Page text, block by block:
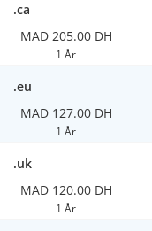
.ca
MAD 205.00 DH
1 År
.eu
MAD 127.00 DH
1 År
.uk
MAD 120.00 DH
1 År